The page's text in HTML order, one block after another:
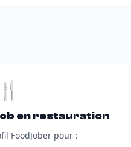
🍴
en restauration
FoodJober pour :